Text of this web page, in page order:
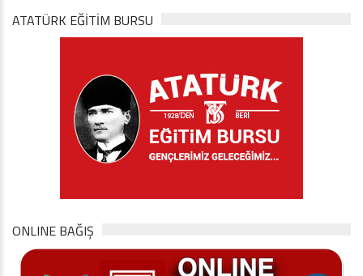
ATATÜRK EĞITIM BURSU
ONLINE BAĞIŞ